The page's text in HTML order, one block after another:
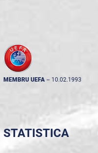
MEMBRU UEFA -- 10.02.1993
STATISTICA